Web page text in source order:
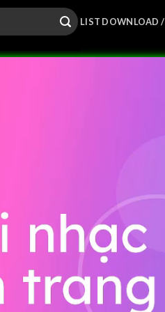
LIST DOWNLOAD /